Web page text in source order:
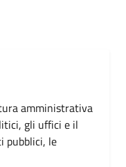
amministrativa
gli uffici e il
pubblici, le